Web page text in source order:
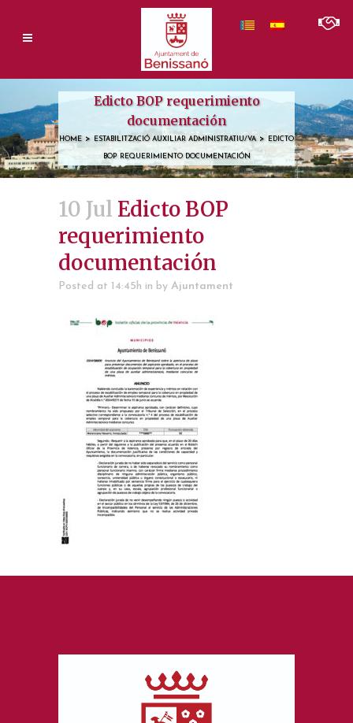
Edicto BOP requerimiento
documentación
HOME > ESTABILITZACIÓ AUXILIAR ADMINISTRATIU/VA> EDICTO
BOP REQUERIMIENTO DOCUMENTACIÓN
10 Jul Edicto BOP
requerimiento
documentación
Posted at 14:45h in by Ajuntament